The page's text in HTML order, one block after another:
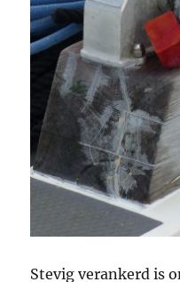
Stevig verankerd is